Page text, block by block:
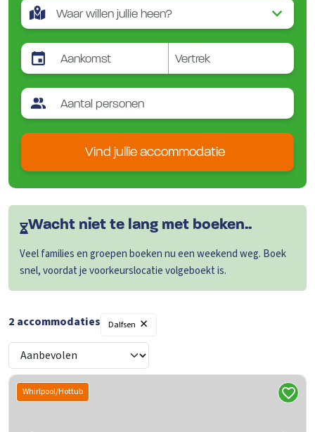
Vind jullie accommodatie
Wacht niet te lang met boeken..
Veel families en groepen boeken nu een weekend weg. Boek
snel, voordat je voorkeurslocatie volgeboekt is.
2 accommodaties Dalfsen ×
Whirlpool/Hottub